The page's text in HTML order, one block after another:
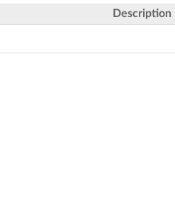
Description